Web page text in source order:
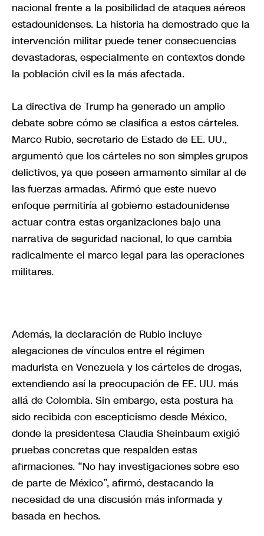
nacional frente a la posibilidad de ataques aéreos
estadounidenses. La historia ha demostrado que la
intervención militar puede tener consecuencias
devastadoras, especialmente en contextos donde
la población civil es la más afectada.
La directiva de Trump ha generado un amplio
debate sobre cómo se clasifica a estos cárteles.
Marco Rubio, secretario de Estado de EE. UU.,
argumentó que los cárteles no son simples grupos
delictivos, ya que poseen armamento similar al de
las fuerzas armadas. Afirmó que este nuevo
enfoque permitiría al gobierno estadounidense
actuar contra estas organizaciones bajo una
narrativa de seguridad nacional, lo que cambia
radicalmente el marco legal para las operaciones
militares.
Además, la declaración de Rubio incluye
alegaciones de vínculos entre el régimen
madurista en Venezuela y los cárteles de drogas,
extendiendo así la preocupación de EE. UU. más
allá de Colombia. Sin embargo, esta postura ha
sido recibida con escepticismo desde México,
donde la presidentesa Claudia Sheinbaum exigió
pruebas concretas que respalden estas
afirmaciones. “No hay investigaciones sobre eso
de parte de México”, afirmó, destacando la
necesidad de una discusión más informada y
basada en hechos.